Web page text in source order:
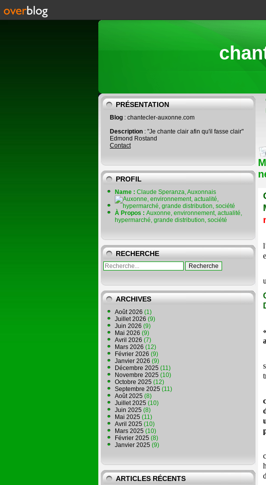
PRÉSENTATION
Blog : chantecler-auxonne.com
Description : "Je chante clair afin qu'il fasse clair"
Edmond Rostand
Contact
PROFIL
Name : Claude Speranza, Auxonnais
À Propos : Auxonne, environnement, actualité,
hypermarché, grande distribution, société
RECHERCHE
ARCHIVES
Août 2026 (1)
Juillet 2026 (9)
Juin 2026 (9)
Mai 2026 (9)
Avril 2026 (7)
Mars 2026 (12)
Février 2026 (9)
Janvier 2026 (9)
Décembre 2025 (11)
Novembre 2025 (10)
Octobre 2025 (12)
Septembre 2025 (11)
Août 2025 (8)
Juillet 2025 (10)
Juin 2025 (8)
Mai 2025 (11)
Avril 2025 (10)
Mars 2025 (10)
Février 2025 (8)
Janvier 2025 (9)
ARTICLES RÉCENTS